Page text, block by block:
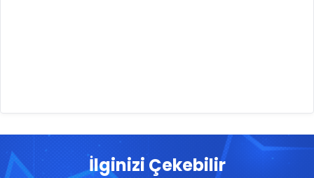
İlginizi Çekebilir